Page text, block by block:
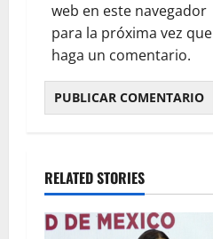
web en este navegador
para la próxima vez que
haga un comentario.
RELATED STORIES